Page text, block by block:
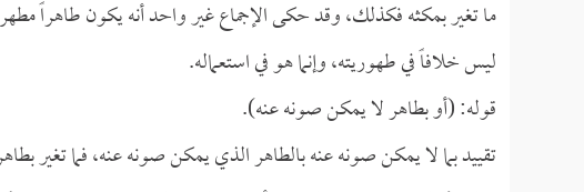
ما تغير بمكثه فكذلك، وقد حكى الإجماع غير واحد أنه يكون طاهراً
ليس خلافاً في طهوريته، وإنما هو في استعماله.
قوله: (أو بطاهر لا يمكن صونه عنه).
تقييد بما لا يمكن صونه عنه بالطاهر الذي يمكن صونه عنه، فما تغير